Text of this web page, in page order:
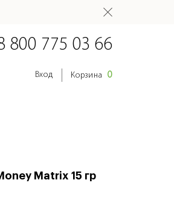
800 775 03 66
Вход Корзина 0
Matrix 15 гр